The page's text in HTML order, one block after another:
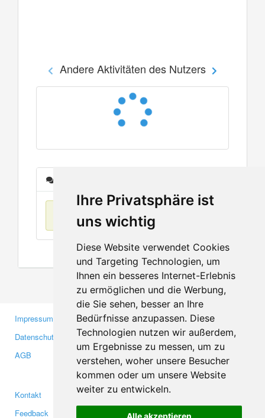
Ihre Privatsphäre ist
uns wichtig
Diese Website verwendet Cookies
und Targeting Technologien, um
Ihnen ein besseres Internet-Erlebnis
zu ermöglichen und die Werbung,
die Sie sehen, besser an Ihre
Bedürfnisse anzupassen. Diese
Technologien nutzen wir außerdem,
um Ergebnisse zu messen, um zu
verstehen, woher unsere Besucher
kommen oder um unsere Website
weiter zu entwickeln.
Alle akzeptieren
Andere Aktivitäten des Nutzers
Keine Einträge
Impressum
Datenschutzerklärung
AGB
Gewerbetreibende
Investoren
Medien
Kontakt
Feedback
Facebook
Twitter